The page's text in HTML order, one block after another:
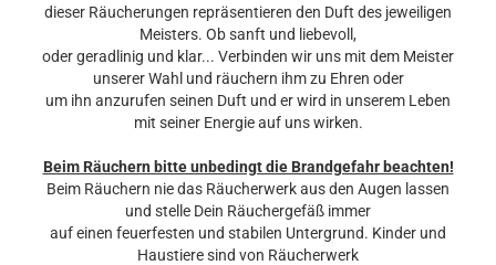
dieser Räucherungen repräsentieren den Duft des jeweiligen
Meisters. Ob sanft und liebevoll,
oder geradlinig und klar... Verbinden wir uns mit dem Meister
unserer Wahl und räuchern ihm zu Ehren oder
um ihn anzurufen seinen Duft und er wird in unserem Leben
mit seiner Energie auf uns wirken.
Beim Räuchern bitte unbedingt die Brandgefahr beachten!
Beim Räuchern nie das Räucherwerk aus den Augen lassen
und stelle Dein Räuchergefäß immer
auf einen feuerfesten und stabilen Untergrund. Kinder und
Haustiere sind von Räucherwerk